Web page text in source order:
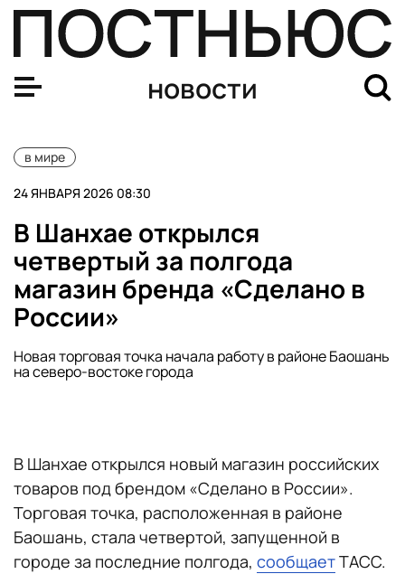
новости
в мире
24 ЯНВАРЯ 2026 08:30
В Шанхае открылся
четвертый за полгода
магазин бренда «Сделано в
России»
Новая торговая точка начала работу в районе Баошань
на северо-востоке города
В Шанхае открылся новый магазин российских
товаров под брендом «Сделано в России».
Торговая точка, расположенная в районе
Баошань, стала четвертой, запущенной в
городе за последние полгода, сообщаетТАСС.
Politico: США и ЕС подготовили план «процветания»